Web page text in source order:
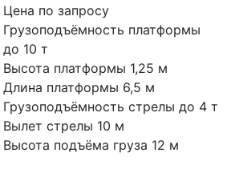
Цена по запросу
Грузоподъёмность платформы
до 10 т
Высота платформы 1,25 м
Длина платформы 6,5 м
Грузоподъёмность стрелы до 4 т
Вылет стрелы 10 м
Высота подъёма груза 12 м